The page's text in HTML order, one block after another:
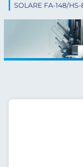
SOLARE FA-148/